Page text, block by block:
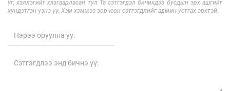
үг, хэллэгийг хязгаарласан тул Та сэтгэгдэл бичихдээ бусдын эрх ашгийг
хүндэтгэн үзнэ үү. Хэм хэмжээ зөрчсөн сэтгэгдлийг админ устгах эрхтэй.